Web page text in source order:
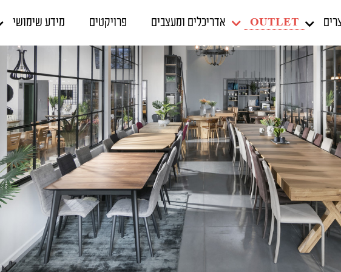
כיסאות מודרניים
כיסאות כפריים
כיסאות פרובאנס
כיסאות קלאסיים
כיסאות ענתיקה
כיסאות מרופדים
כיסאות עץ
כסאות מעץ אלון
כיסאות מתכת
כיסאות פלסטיק
כסאות בר קלאסיים
כסאות בר כפריים
כסאות בר מעץ
כסאות בר מודרניים
כסאות בר מרופדים
כסאות בר מתכת
כסאות בר מתכת ופלסטיק
כסאות בר פלסטיק רגל ניקל
כסאות בר רגל שחורה
כסאות בר פלסטיק רגל עץ
OUTLET אדריכלים ומעצבים פרויקטים מידע שימושי
שירות ואחריות
המלצות
חיפוש מוצרים